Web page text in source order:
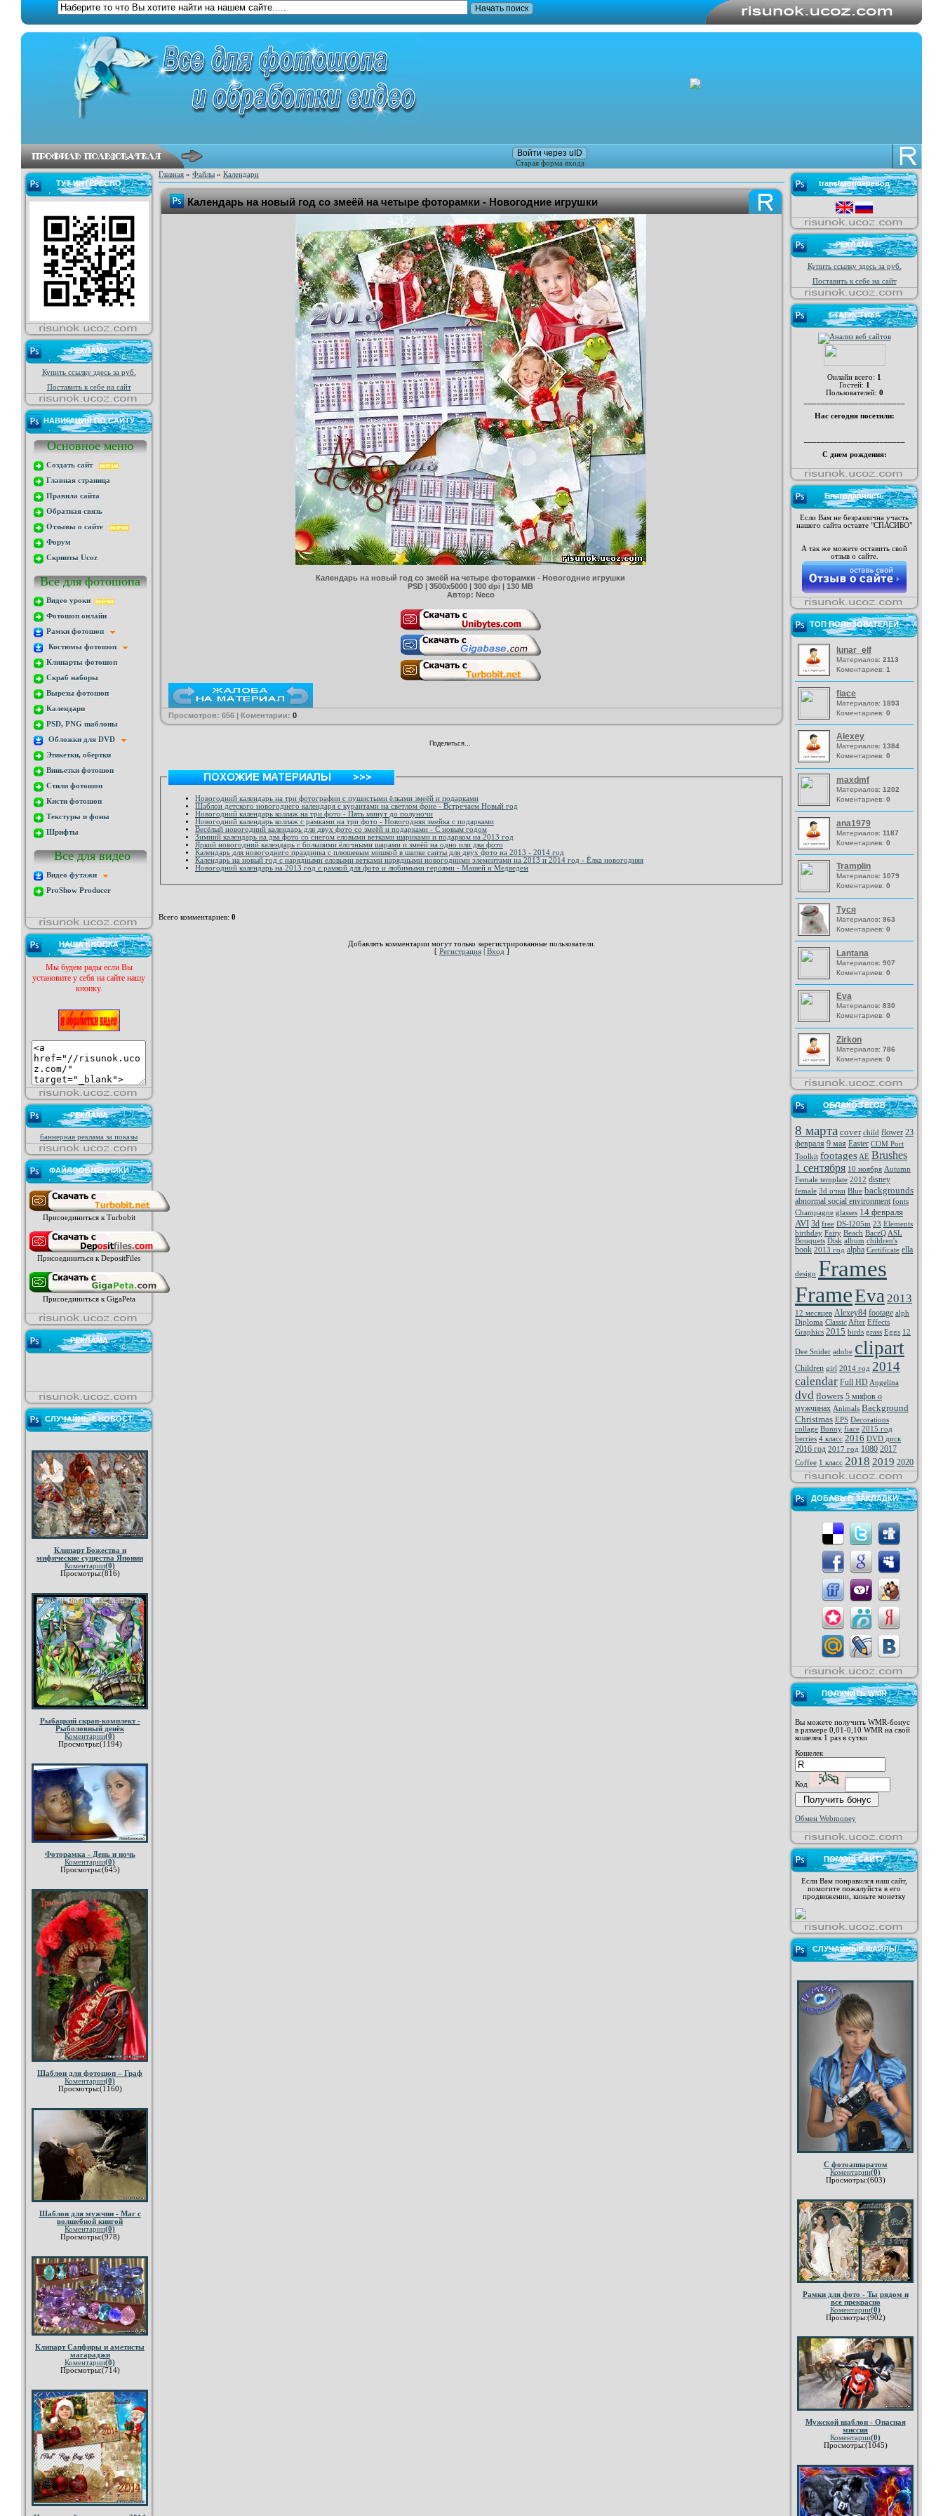
Войти через uID
Старая форма входа
ТУТ ИНТЕРЕСНО
РЕКЛАМА
Купить ссылку здесь за руб.
Поставить к себе на сайт
НАВИГАЦИЯ ПО САЙТУ
Основное меню
Создать сайт
Главная страница
Правила сайта
Обратная связь
Отзывы о сайте
Форум
Скрипты Ucoz
Все для фотошопа
Видео уроки
Фотошоп онлайн
Рамки фотошоп
Костюмы фотошоп
Клипарты фотошоп
Скраб наборы
Вырезы фотошоп
Календари
PSD, PNG шаблоны
Обложки для DVD
Этикетки, обертки
Виньетки фотошоп
Стили фотошоп
Кисти фотошоп
Текстуры и фоны
Шрифты
Все для видео
Видео футажи
ProShow Producer
НАША КНОПКА
Мы будем рады если Вы
установите у себя на сайте нашу
кнопку.
РЕКЛАМА
баннерная реклама за показы
ФАЙЛООБМЕННИКИ
Присоединиться к Turbobit
Присоединиться к DepositFiles
Присоединиться к GigaPeta
РЕКЛАМА
СЛУЧАЙНЫЕ НОВОСТ
Клипарт Божества и
мифические существа Японии
Коментарии(0)
Просмотры:(816)
Рыбацкий скрап-комплект -
Рыболовный денёк
Коментарии(0)
Просмотры:(1194)
Фоторамка - День и ночь
Коментарии(0)
Просмотры:(645)
Шаблон для фотошоп – Граф
Коментарии(0)
Просмотры:(1160)
Шаблон для мужчин - Маг с
волшебной книгой
Коментарии(0)
Просмотры:(978)
Клипарт Сапфиры и аметисты
магараджи
Коментарии(0)
Просмотры:(714)
Главная » Файлы » Календари
Календарь на новый год со змеёй на четыре фоторамки - Новогодние игрушки
Календарь на новый год со змеёй на четыре фоторамки - Новогодние игрушки
PSD | 3500x5000 | 300 dpi | 130 MB
Автор: Neco
Просмотров: 656 | Коментарии: 0
Поделиться…
Новогодний календарь на три фотографии с пушистыми ёлками змеёй и подарками
Шаблон детского новогоднего календаря с курантами на светлом фоне - Встречаем Новый год
Новогодний календарь коллаж на три фото - Пять минут до полуночи
Новогодний календарь коллаж с рамками на три фото - Новогодняя змейка с подарками
Весёлый новогодний календарь для двух фото со змеёй и подарками - С новым годом
Зимний календарь на два фото со снегом еловыми ветками шариками и подарком на 2013 год
Яркий новогодний календарь с большими ёлочными шарами и змеёй на одно или два фото
Календарь для новогоднего праздника с плюшевым мишкой в шапке санты для двух фото на 2013 - 2014 год
Календарь на новый год с нарядными еловыми ветками нарядными новогодними элементами на 2013 и 2014 год - Ёлка новогодняя
Новогодний календарь на 2013 год с рамкой для фото и любимыми героями - Машей и Медведем
Всего комментариев: 0
Добавлять комментарии могут только зарегистрированные пользователи.
[ Регистрация| Вход ]
translator/перевод
РЕКЛАМА
Купить ссылку здесь за руб.
Поставить к себе на сайт
СТАТИСТИКА
Онлайн всего: 1
Гостей: 1
Пользователей: 0
Нас сегодня посетили:
С днем рождения:
Благодарность
Если Вам не безразлична участь
нашего сайта оставте "СПАСИБО"
А так же можете оставить свой
отзыв о сайте.
ТОП ПОЛЬЗОВАТЕЛЕЙ
lunar_elf
Материалов: 2113
Коментариев: 1
fiace
Материалов: 1893
Коментариев: 0
Alexey
Материалов: 1384
Коментариев: 0
maxdmf
Материалов: 1202
Коментариев: 0
ana1979
Материалов: 1187
Коментариев: 0
Tramplin
Материалов: 1079
Коментариев: 0
Туся
Материалов: 963
Коментариев: 0
Lantana
Материалов: 907
Коментариев: 0
Eva
Материалов: 830
Коментариев: 0
Zirkon
Материалов: 786
Коментариев: 0
ОБЛАКО ТЕГОВ
8 марта cover child flower 23
февраля 9 мая Easter COM Port
Toolkit footages AE Brushes
1 сентября 10 ноября Autumn
Female template 2012 disney
female 3d очки Blue backgrounds
abnormal social environment fonts
Champagne glasses 14 февраля
AVI 3d free DS-I205m 23 Elements
birthday Fairy Beach BaczQ ASL
Bouquets Disk album children's
book 2013 год alpha Certificate ella
design Frames
FrameEva 2013
12 месяцев Alexey84 footage alph
Diploma Classic After Effects
Graphics 2015 birds grass Eggs 12
Dee Snider adobe clipart
Children girl 2014 год 2014
calendar Full HD Angelina
dvd flowers 5 мифов о
мужчинах Animals Background
Christmas EPS Decorations
collage Bunny fiace 2015 год
berries 4 класс 2016 DVD диск
2016 год 2017 год 1080 2017
Coffee 1 класс 2018 2019 2020
ДОБАВЬ В ЗАКЛАДКИ
ПОЛУЧИТЬ WMR
Вы можете получить WMR-бонус
в размере 0,01-0,10 WMR на свой
кошелек 1 раз в сутки
Кошелек
Код
Обмен Webmoney
ПОМОЩ САЙТУ
Если Вам понравился наш сайт,
помогите пожалуйста в его
продвижении, киньте монетку
СЛУЧАЙНЫЕ ФАЙЛЫ
С фотоаппаратом
Коментарии(0)
Просмотры:(603)
Рамки для фото - Ты рядом и
все прекрасно
Коментарии(0)
Просмотры:(902)
Мужской шаблон - Опасная
миссия
Коментарии(0)
Просмотры:(1045)